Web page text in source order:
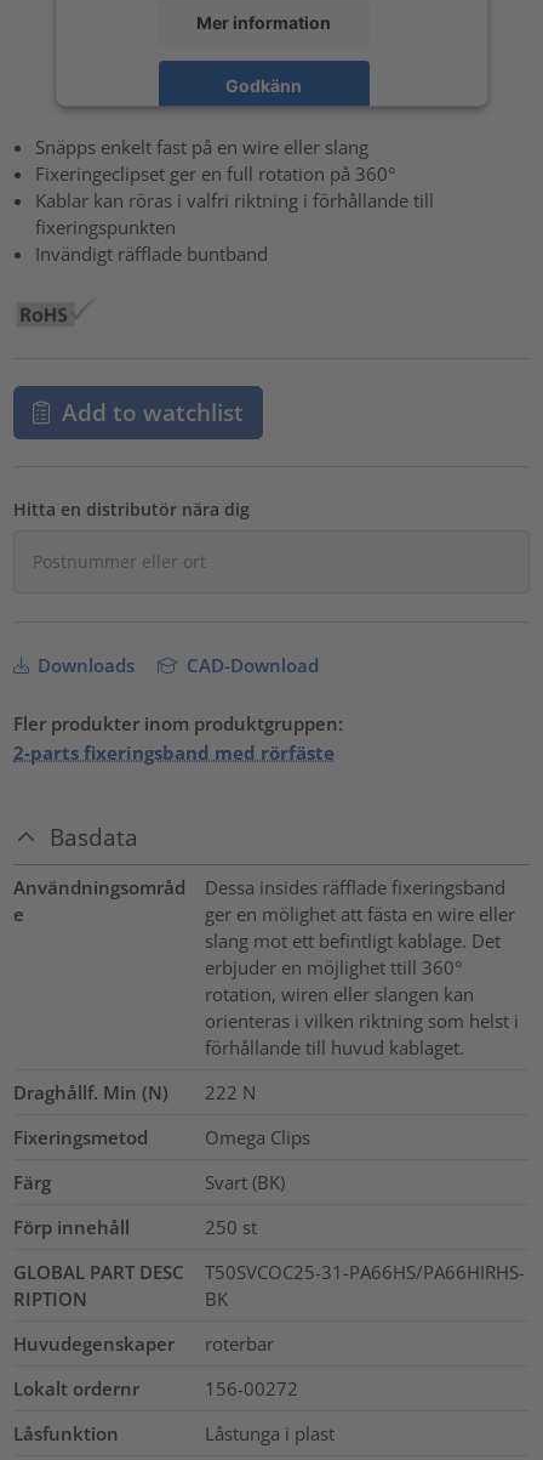
Mer information
Godkänn
Snäpps enkelt fast på en wire eller slang
Fixeringeclipset ger en full rotation på 360°
Kablar kan röras i valfri riktning i förhållande till
fixeringspunkten
Invändigt räfflade buntband
Add to watchlist
Hitta en distributör nära dig
Downloads CAD-Download
Fler produkter inom produktgruppen:
2-parts fixeringsband med rörfäste
Basdata
Användningsområd
e
Dessa insides räfflade fixeringsband
ger en mölighet att fästa en wire eller
slang mot ett befintligt kablage. Det
erbjuder en möjlighet ttill 360°
rotation, wiren eller slangen kan
orienteras i vilken riktning som helst i
förhållande till huvud kablaget.
Draghållf. Min (N)
222 N
Fixeringsmetod
Omega Clips
Färg
Svart (BK)
Förp innehåll
250 st
GLOBAL PART DESC
RIPTION
T50SVCOC25-31-PA66HS/PA66HIRHS-
BK
Huvudegenskaper
roterbar
Lokalt ordernr
156-00272
Låsfunktion
Låstunga i plast